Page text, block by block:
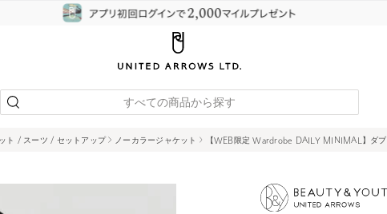
すべての商品から探す
ト / スーツ / セットアップ ノーカラージャケット 【WEB限定 Wardrobe DAILY MINIMAL】ダ